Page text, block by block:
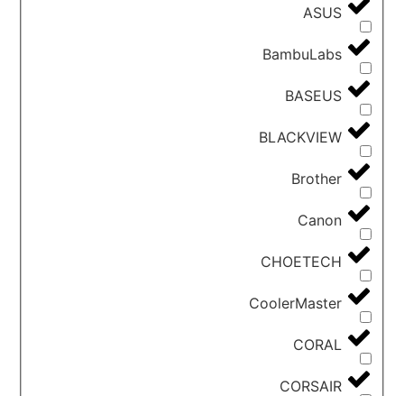
ASUS
BambuLabs
BASEUS
BLACKVIEW
Brother
Canon
CHOETECH
CoolerMaster
CORAL
CORSAIR